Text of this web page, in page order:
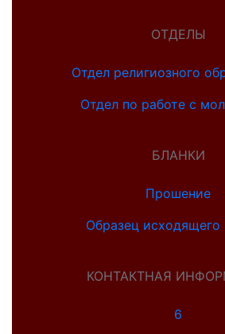
ОТДЕЛЫ
Отдел религиозного
Отдел по работе с
БЛАНКИ
Прошение
Образец исходящего
КОНТАКТНАЯ
6